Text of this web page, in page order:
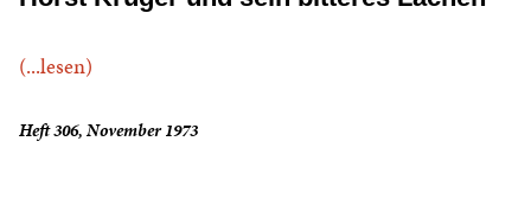
(...lesen)
Heft 306, November 1973